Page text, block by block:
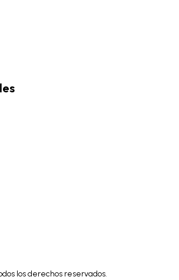
los derechos reservados.